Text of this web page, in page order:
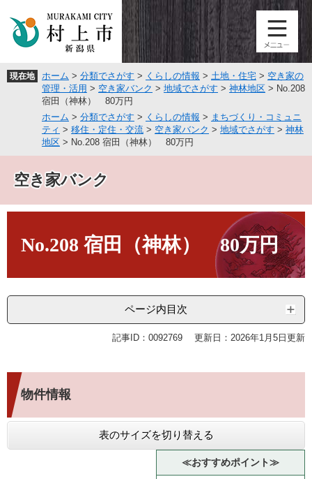
頭
飛
文
現在地 ホーム > 分類でさがす > くらしの情報 > 土地・住宅 > 空き家の
管理・活用 > 空き家バンク > 地域でさがす > 神林地区 > No.208
宿田（神林） 80万円
ホーム > 分類でさがす > くらしの情報 > まちづくり・コミュニ
ティ > 移住・定住・交流 > 空き家バンク > 地域でさがす > 神林
地区 > No.208 宿田（神林） 80万円
空き家バンク
No.208 宿田（神林） 80万円
ページ内目次
記事ID：0092769 更新日：2026年1月5日更新
物件情報
表のサイズを切り替える
≪おすすめポイント≫